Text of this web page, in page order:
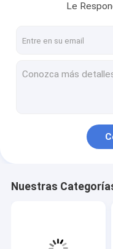
Le
Nuestras